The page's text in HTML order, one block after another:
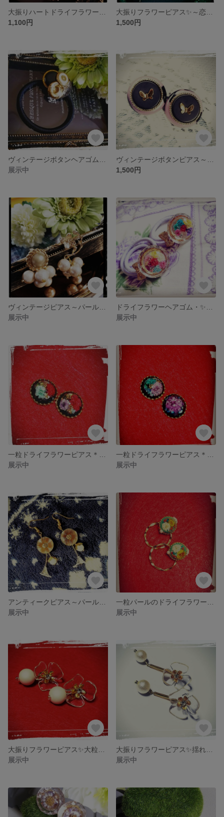
1,100円
1,500円
展示中
1,500円
展示中
展示中
展示中
展示中
展示中
展示中
展示中
展示中